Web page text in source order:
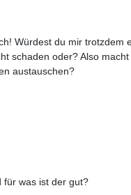
Würdest du mir
schaden oder? Also
austauschen?
für was ist der gut?